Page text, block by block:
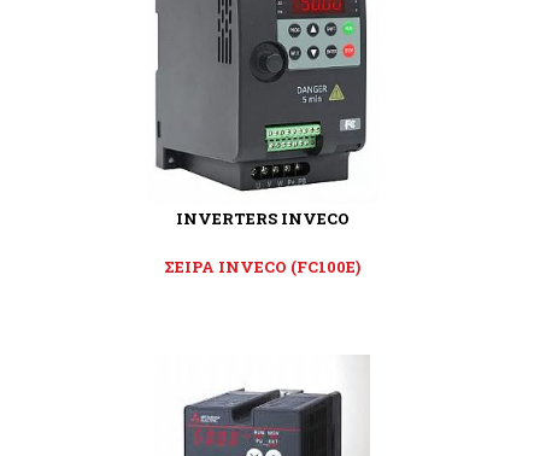
INVERTERS INVECO
ΣΕΙΡΑ INVECO (FC100E)